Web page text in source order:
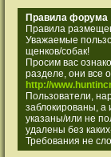
ц
иПравила форума
Правила
Уважаемые
щенков/собак!
Просим вас
разделе, они все
http://
Пользователи,
заблокированы,
указаны/или не
удалены без
Требования не